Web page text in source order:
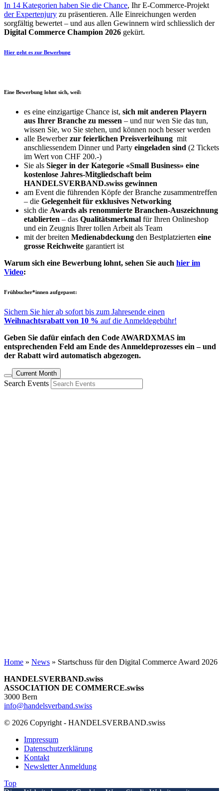
In 14 Kategorien haben Sie die Chance, Ihr E-Commerce-Projekt
der Expertenjury zu präsentieren. Alle Einreichungen werden
sorgfältig bewertet – und aus allen Gewinnern wird schliesslich der
Digital Commerce Champion 2026 gekürt.
Hier geht es zur Bewerbung
Eine Bewerbung lohnt sich, weil:
es eine einzigartige Chance ist, sich mit anderen Playern
aus Ihrer Branche zu messen – und nur wen Sie das tun,
wissen Sie, wo Sie stehen, und können noch besser werden
alle Bewerberzur feierlichen Preisverleihung mit
anschliessendem Dinner und Party eingeladen sind (2 Tickets
im Wert von CHF 200.-)
Sie als Sieger in der Kategorie «Small Business» eine
kostenlose Jahres-Mitgliedschaft beim
HANDELSVERBAND.swiss gewinnen
am Event die führenden Köpfe der Branche zusammentreffen
– die Gelegenheit für exklusives Networking
sich die Awards als renommierte Branchen-Auszeichnung
etablierten – das Qualitätsmerkmal für Ihren Onlineshop
und ein Zeugnis Ihrer tollen Arbeit als Team
mit der breiten Medienabdeckung den Bestplatzierten eine
grosse Reichweite garantiert ist
Warum sich eine Bewerbung lohnt, sehen Sie auch hier im
Video:
Frühbucher*innen aufgepasst:
Sichern Sie hier ab sofort bis zum Jahresende einen
Weihnachtsrabatt von 10 % auf die Anmeldegebühr!
Geben Sie dafür einfach den Code AWARDXMAS im
entsprechenden Feld am Ende des Anmeldeprozesses ein – und
der Rabatt wird automatisch abgezogen.
Current Month
Search Events
Home » News » Startschuss für den Digital Commerce Award 2026
HANDELSVERBAND.swiss
ASSOCIATION DE COMMERCE.swiss
3000 Bern
info@handelsverband.swiss
© 2026 Copyright - HANDELSVERBAND.swiss
Impressum
Datenschutzerklärung
Kontakt
Newsletter Anmeldung
Top